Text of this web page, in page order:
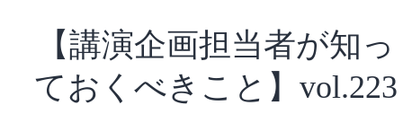
ビ
ジ
ネ
ス
【講演企画担当者が知っ
ておくべきこと】vol.223